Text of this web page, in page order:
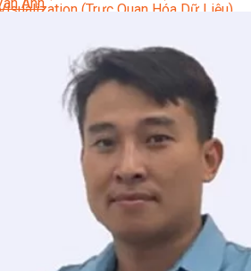
(Trực Quan Hóa Dữ Liệu)
Viên Lập Trình (Full Stack)
Viên Lập Trình Website (Full Stack)
Viên Lập Trình Mobile (Full Stack)
Testing
Bộ Công Cụ AI Văn Phòng
Bộ Công Cụ AI Ứng Dụng Giảng Dạy
Cho Trẻ Em
Kế Đồ Họa Chuyên Nghiệp
Viên Thiết Kế Nội Thất
Art & Design
Đa Phương Tiện